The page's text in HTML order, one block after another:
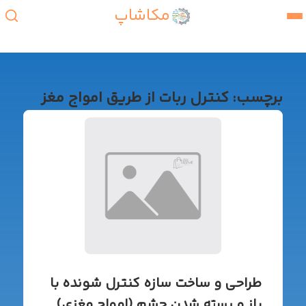
مکاشاپ
برچسب: کنترل ربات از طریق امواج مغز
طراحی و ساخت سازه کنترل شونده با